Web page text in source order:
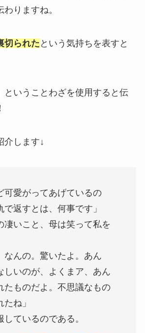
りますね。
切られた という気持ちを表すと
ということわざを使用すると伝
介します↓
可愛がってあげているの
で返すとは、何事です」
凄いこと、母は笑って私を
なんの。驚いたよ。あん
しいのが、よくまア、あん
たものだよ。不思議なもの
ね」
しているのである。